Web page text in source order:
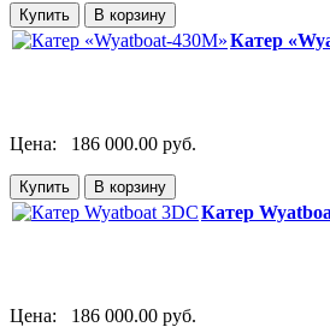
Катер
Цена: 186 000.00 руб.
Катер
Цена: 186 000.00 руб.